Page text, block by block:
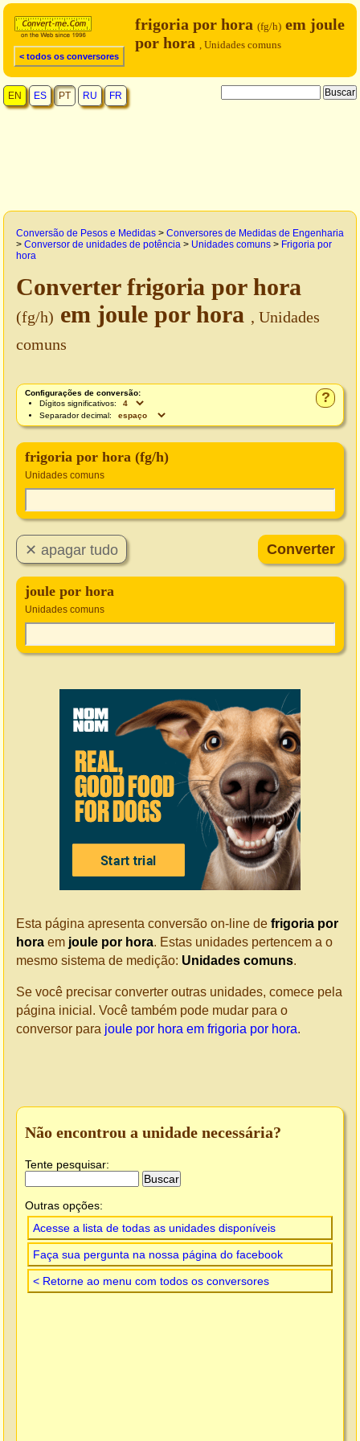
< todos os conversores
frigoria por hora (fg/h) em joule
por hora , Unidades comuns
EN ES PT RU FR
Conversão de Pesos e Medidas > Conversores de Medidas de Engenharia
> Conversor de unidades de potência > Unidades comuns > Frigoria por
hora
Converter frigoria por hora
(fg/h) em joule por hora , Unidades
comuns
?
Configurações de conversão:
Dígitos significativos:
Separador decimal:
frigoria por hora (fg/h)
Unidades comuns
joule por hora
Unidades comuns
Esta página apresenta conversão on-line de frigoria por
hora em joule por hora. Estas unidades pertencem a o
mesmo sistema de medição: Unidades comuns.
Se você precisar converter outras unidades, comece pela
página inicial. Você também pode mudar para o
conversor para joule por hora em frigoria por hora.
Não encontrou a unidade necessária?
Tente pesquisar:
Outras opções:
Acesse a lista de todas as unidades disponíveis
Faça sua pergunta na nossa página do facebook
< Retorne ao menu com todos os conversores